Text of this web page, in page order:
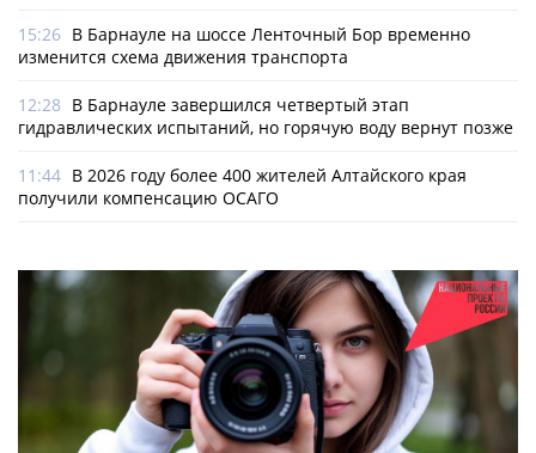
15:26 В Барнауле на шоссе Ленточный Бор временно
изменится схема движения транспорта
12:28 В Барнауле завершился четвертый этап
гидравлических испытаний, но горячую воду вернут позже
11:44 В 2026 году более 400 жителей Алтайского края
получили компенсацию ОСАГО